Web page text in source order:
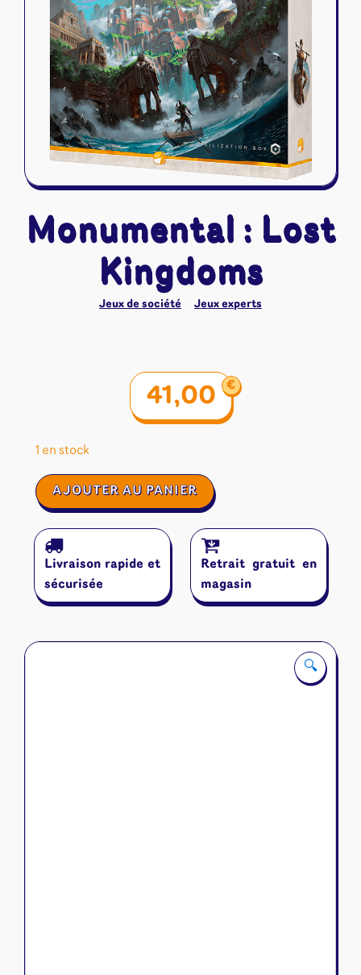
Naruto Mythos
Autres
Tapis de jeu
🔍
Monumental : Lost
Kingdoms
Jeux de société Jeux experts
41,00 €
1 en stock
quantité
de
:
Lost
Kingdoms
AJOUTER AU PANIER
Livraison rapide et
sécurisée
Retrait gratuit en
magasin